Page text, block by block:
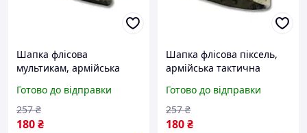
Шапка флісова
мультикам, армійська
шапка зимова для ЗСУ
Готово до відправки
180₴
257 ₴
Шапка флісова піксель,
армійська тактична
зимова для ЗСУ
Готово до відправки
180₴
257 ₴